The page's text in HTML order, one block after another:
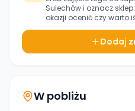
Sulechówi oznacz
okazji ocenić czy warto
Dodaj
W pobliżu